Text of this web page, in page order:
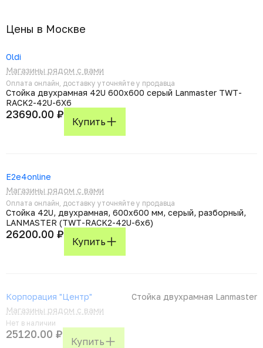
Цены в Москвe
Oldi
Магазины рядом с вами
Оплата онлайн, доставку уточняйте у продавца
Стойка двухрамная 42U 600x600 серый Lanmaster TWT-
RACK2-42U-6X6
23690.00 ₽
Купить
E2e4online
Магазины рядом с вами
Оплата онлайн, доставку уточняйте у продавца
Стойка 42U, двухрамная, 600x600 мм, серый, разборный,
LANMASTER (TWT-RACK2-42U-6x6)
26200.00 ₽
Купить
Корпорация "Центр"
Магазины рядом с вами
Нет в наличии
Стойка двухрамная Lanmaster
25120.00 ₽
Купить